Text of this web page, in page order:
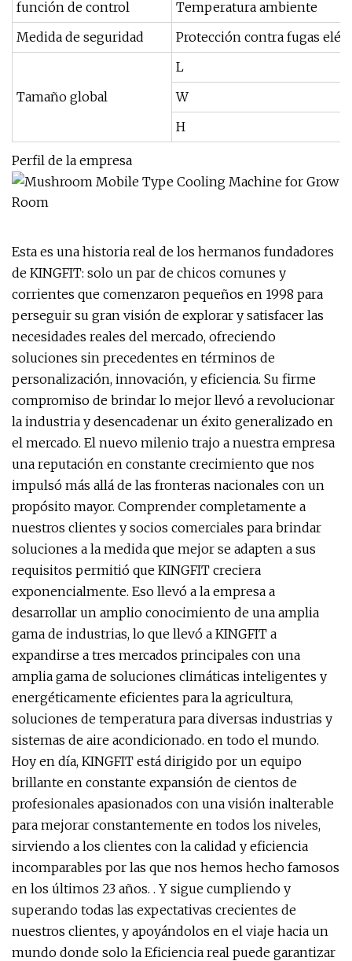
función de control
Temperatura ambiente
Medida de seguridad
Protección contra fugas
Tamaño global
L
W
H
Perfil de la empresa
Esta es una historia real de los hermanos fundadores
de KINGFIT: solo un par de chicos comunes y
corrientes que comenzaron pequeños en 1998 para
perseguir su gran visión de explorar y satisfacer las
necesidades reales del mercado, ofreciendo
soluciones sin precedentes en términos de
personalización, innovación, y eficiencia. Su firme
compromiso de brindar lo mejor llevó a revolucionar
la industria y desencadenar un éxito generalizado en
el mercado. El nuevo milenio trajo a nuestra empresa
una reputación en constante crecimiento que nos
impulsó más allá de las fronteras nacionales con un
propósito mayor. Comprender completamente a
nuestros clientes y socios comerciales para brindar
soluciones a la medida que mejor se adapten a sus
requisitos permitió que KINGFIT creciera
exponencialmente. Eso llevó a la empresa a
desarrollar un amplio conocimiento de una amplia
gama de industrias, lo que llevó a KINGFIT a
expandirse a tres mercados principales con una
amplia gama de soluciones climáticas inteligentes y
energéticamente eficientes para la agricultura,
soluciones de temperatura para diversas industrias y
sistemas de aire acondicionado. en todo el mundo.
Hoy en día, KINGFIT está dirigido por un equipo
brillante en constante expansión de cientos de
profesionales apasionados con una visión inalterable
para mejorar constantemente en todos los niveles,
sirviendo a los clientes con la calidad y eficiencia
incomparables por las que nos hemos hecho famosos
en los últimos 23 años. . Y sigue cumpliendo y
superando todas las expectativas crecientes de
nuestros clientes, y apoyándolos en el viaje hacia un
mundo donde solo la Eficiencia real puede garantizar